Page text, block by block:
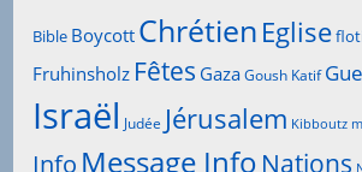
Bible Boycott Chrétien Eglise
Fruhinsholz Fêtes GazaGoush Katif
Israël Judée Jérusalem Kibboutz
Info Message Info Nations